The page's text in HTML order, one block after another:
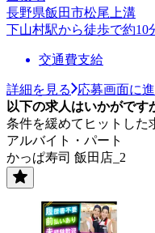
長野県飯田市松尾上溝
下山村駅から徒歩で約10
交通費支給
詳細を見る
応募画面に
以下の求人はいかがです
条件を緩めてヒットした
アルバイト・パート
かっぱ寿司 飯田店_2